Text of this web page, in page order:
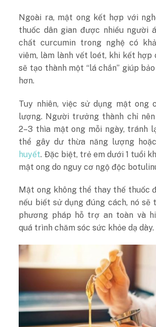
Ngoài ra, mật ong kết hợp với
thuốc dân gian được nhiều người
chất curcumin trong nghệ có
viêm, làm lành vết loét, khi kết hợp
sẽ tạo thành một “lá chắn” giúp
hơn.
Tuy nhiên, việc sử dụng mật ong
lượng. Người trưởng thành chỉ
2–3 thìa mật ong mỗi ngày, tránh
thể gây dư thừa năng lượng hoặc
huyết. Đặc biệt, trẻ em dưới 1 tuổi
mật ong do nguy cơ ngộ độc
Mật ong không thể thay thế thuốc
nếu biết sử dụng đúng cách, nó sẽ
phương pháp hỗ trợ an toàn và
quá trình chăm sóc sức khỏe dạ dày.